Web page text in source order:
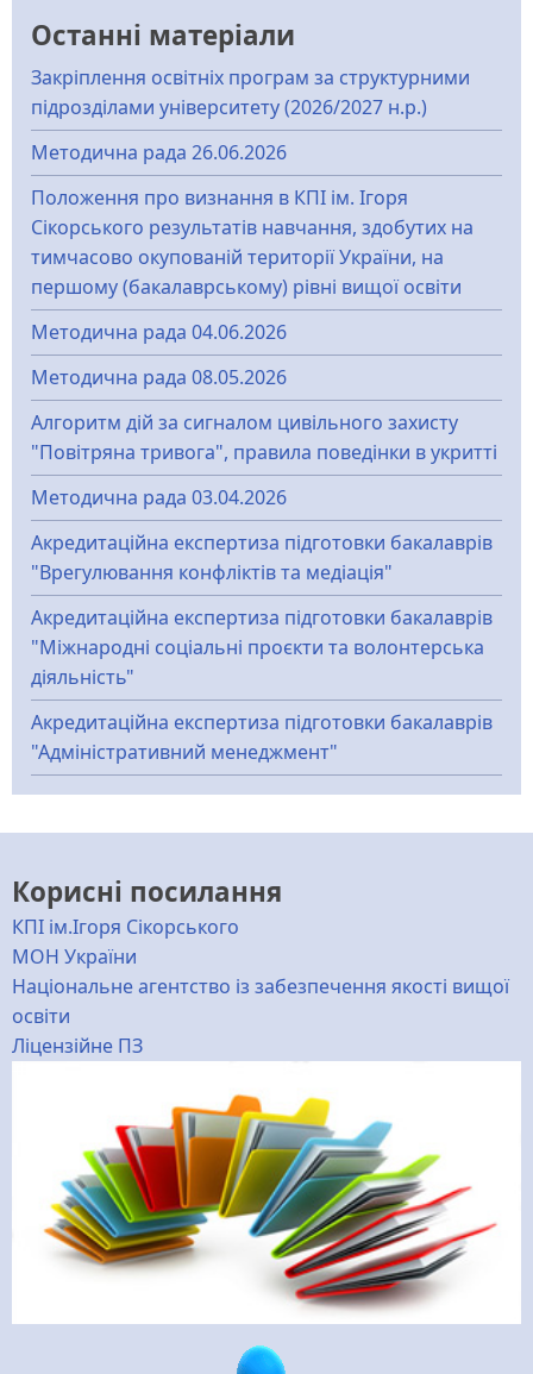
Останні матеріали
Закріплення освітніх програм за структурними
підрозділами університету (2026/2027 н.р.)
Методична рада 26.06.2026
Положення про визнання в КПІ ім. Ігоря
Сікорського результатів навчання, здобутих на
тимчасово окупованій території України, на
першому (бакалаврському) рівні вищої освіти
Методична рада 04.06.2026
Методична рада 08.05.2026
Алгоритм дій за сигналом цивільного захисту
"Повітряна тривога", правила поведінки в укритті
Методична рада 03.04.2026
Акредитаційна експертиза підготовки бакалаврів
"Врегулювання конфліктів та медіація"
Акредитаційна експертиза підготовки бакалаврів
"Міжнародні соціальні проєкти та волонтерська
діяльність"
Акредитаційна експертиза підготовки бакалаврів
"Адміністративний менеджмент"
Корисні посилання
КПІ ім.Ігоря Сікорського
МОН України
Національне агентство із забезпечення якості вищої
освіти
Ліцензійне ПЗ